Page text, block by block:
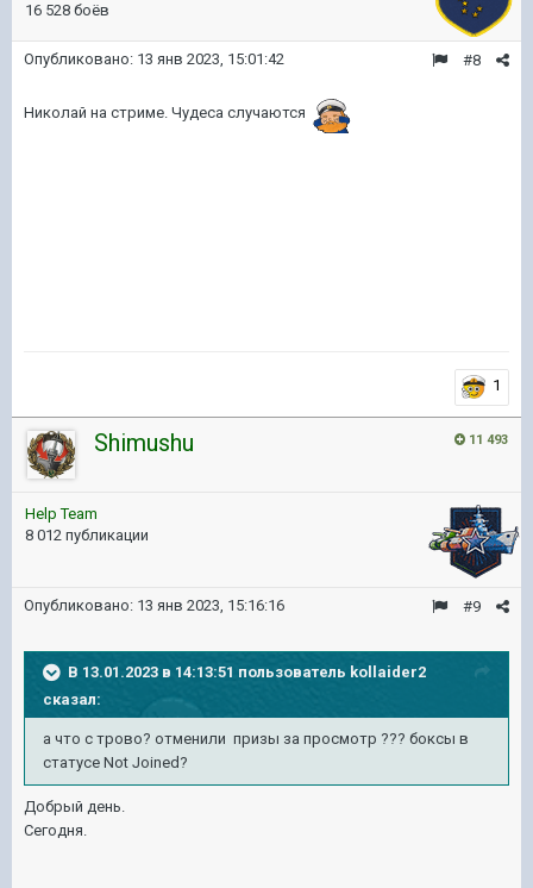
16 528 боёв
#8
Опубликовано: 13 янв 2023, 15:01:42
Николай на стриме. Чудеса случаются
1
11 493
Shimushu
Help Team
8 012 публикации
#9
Опубликовано: 13 янв 2023, 15:16:16
В 13.01.2023 в 14:13:51 пользователь kollaider2
сказал:
а что с трово? отменили призы за просмотр ??? боксы в
статусе Not Joined?
Добрый день.
Сегодня.